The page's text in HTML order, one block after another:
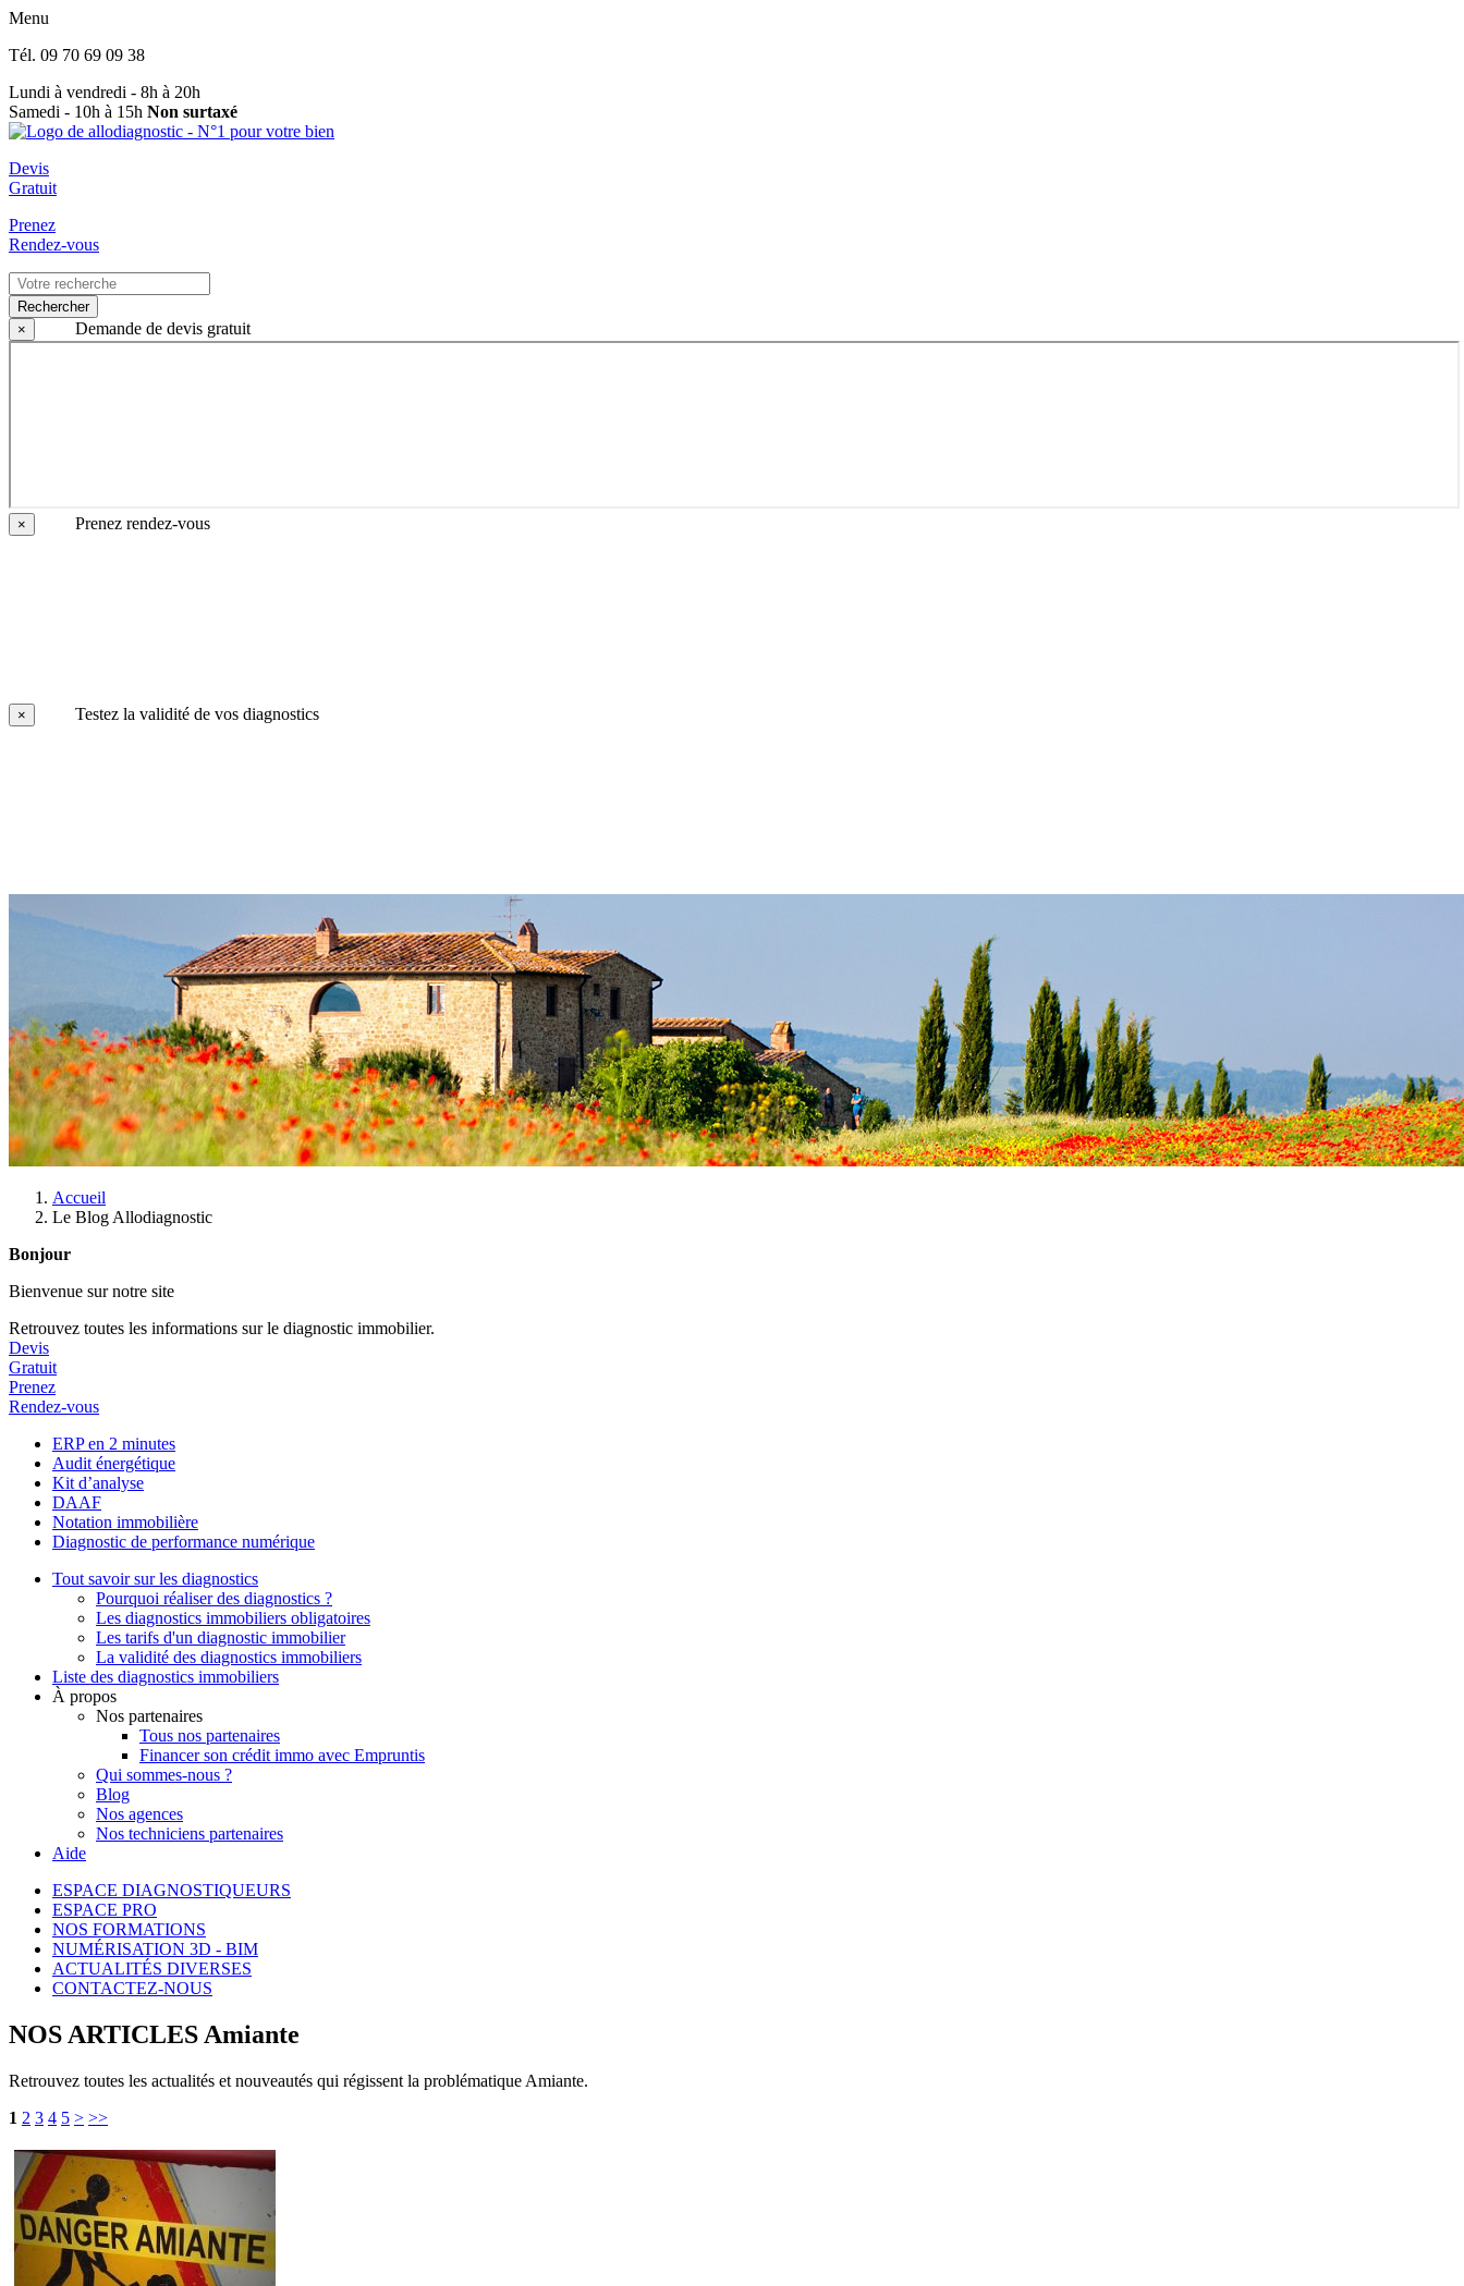
Menu
Tél. 09 70 69 09 38
Lundi à vendredi - 8h à 20h
Samedi - 10h à 15h Non surtaxé
Devis
Gratuit
Prenez
Rendez-vous
Rechercher
×
Demande de devis gratuit
× Prenez rendez-vous
× Testez la validité de vos diagnostics
Accueil
Le Blog Allodiagnostic
Bonjour
Bienvenue sur notre site
Retrouvez toutes les informations sur le diagnostic immobilier.
Devis
Gratuit
Prenez
Rendez-vous
ERP en 2 minutes
Audit énergétique
Kit d’analyse
DAAF
Notation immobilière
Diagnostic de performance numérique
Tout savoir sur les diagnostics
Pourquoi réaliser des diagnostics ?
Les diagnostics immobiliers obligatoires
Les tarifs d'un diagnostic immobilier
La validité des diagnostics immobiliers
Liste des diagnostics immobiliers
À propos
Nos partenaires
Tous nos partenaires
Financer son crédit immo avec Empruntis
Qui sommes-nous ?
Blog
Nos agences
Nos techniciens partenaires
Aide
ESPACE DIAGNOSTIQUEURS
ESPACE PRO
NOS FORMATIONS
NUMÉRISATION 3D - BIM
ACTUALITÉS DIVERSES
CONTACTEZ-NOUS
NOS ARTICLES Amiante
Retrouvez toutes les actualités et nouveautés qui régissent la problématique Amiante.
1 2 3 4 5 > >>